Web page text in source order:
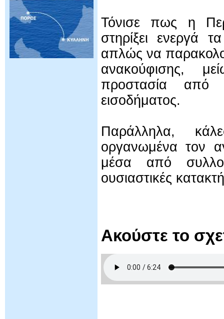
Τόνισε πως η
στηρίξει ενεργά
απλώς να
ανακούφισης,
προστασία από
εισοδήματος.
Παράλληλα,
οργανωμένα τον
μέσα από
ουσιαστικές
Ακούστε το